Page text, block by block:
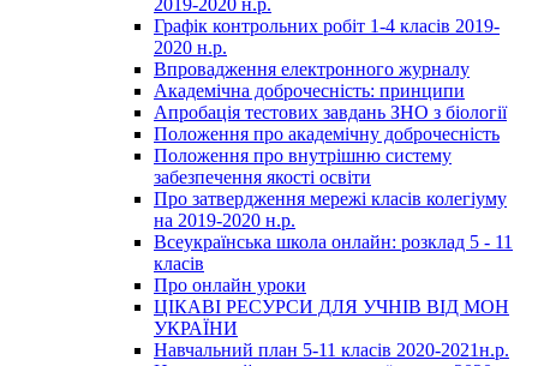
Графік контрольних робіт 1-4 класів 2019-
2020 н.р.
Впровадження електронного журналу
Академічна доброчесність: принципи
Апробація тестових завдань ЗНО з біології
Положення про академічну доброчесність
Положення про внутрішню систему
забезпечення якості освіти
Про затвердження мережі класів колегіуму
на 2019-2020 н.р.
Всеукраїнська школа онлайн: розклад 5 - 11
класів
Про онлайн уроки
ЦІКАВІ РЕСУРСИ ДЛЯ УЧНІВ ВІД МОН
УКРАЇНИ
Навчальний план 5-11 класів 2020-2021н.р.